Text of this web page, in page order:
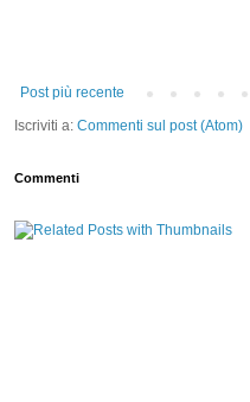
Post più recente
Iscriviti a: Commenti sul post (Atom)
Commenti